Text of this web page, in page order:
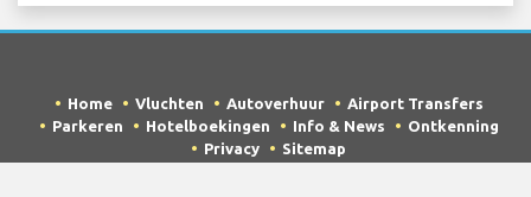
Home Vluchten Autoverhuur
Airport Transfers
Parkeren
Hotelboekingen Info & News
Ontkenning
Privacy
Sitemap